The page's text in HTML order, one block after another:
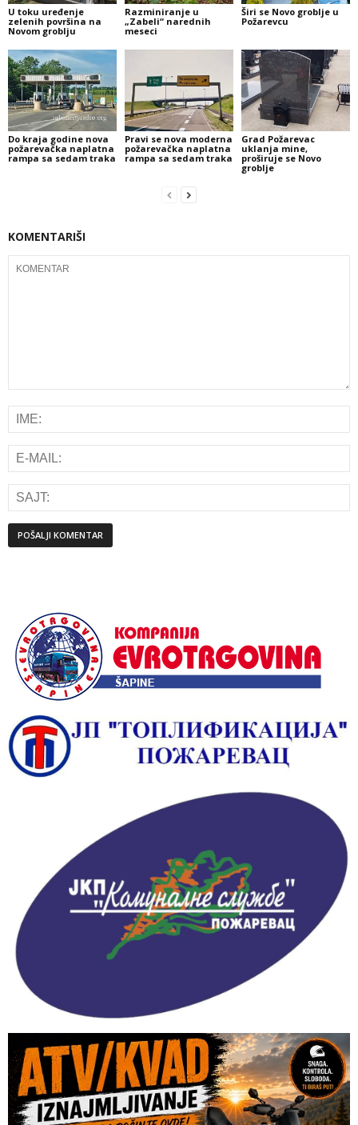
U toku uređenje
zelenih površina na
Novom groblju
Razminiranje u
„Zabeli“ narednih
meseci
Širi se Novo groblje u
Požarevcu
Do kraja godine nova
požarevačka naplatna
rampa sa sedam traka
Pravi se nova moderna
požarevačka naplatna
rampa sa sedam traka
Grad Požarevac
uklanja mine,
proširuje se Novo
groblje
KOMENTARIŠI